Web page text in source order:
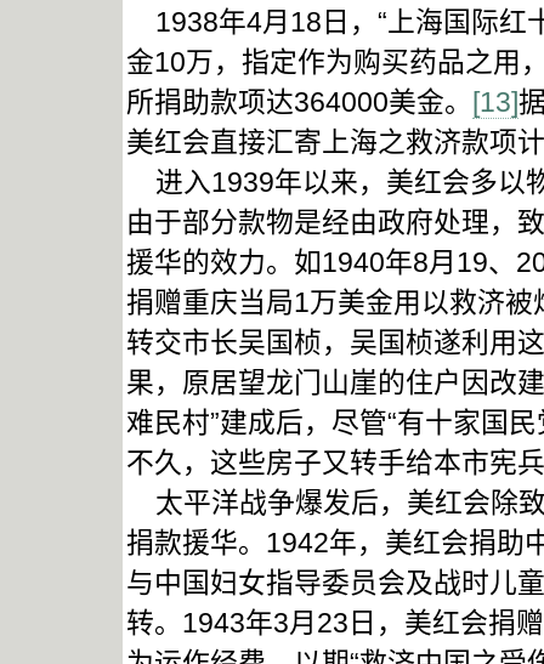
1938年4月18日，“上海国际红
金10万，指定作为购买药品之用
所捐助款项达364000美金。 [13]
美红会直接汇寄上海之救济款项
进入1939年以来，美红会多以
由于部分款物是经由政府处理，
援华的效力。如1940年8月19、
捐赠重庆当局1万美金用以救济
转交市长吴国桢，吴国桢遂利用
果，原居望龙门山崖的住户因改
难民村”建成后，尽管“有十家国
不久，这些房子又转手给本市宪
太平洋战争爆发后，美红会除
捐款援华。1942年，美红会捐助
与中国妇女指导委员会及战时儿
转。1943年3月23日，美红会捐